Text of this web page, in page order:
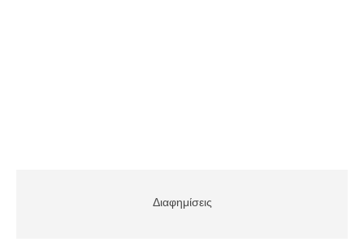
Διαφημίσεις